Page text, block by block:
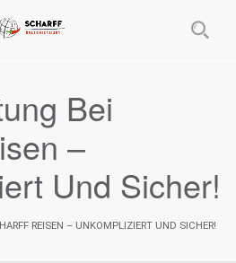
Bei
–
Und Sicher!
REISEN – UNKOMPLIZIERT UND SICHER!